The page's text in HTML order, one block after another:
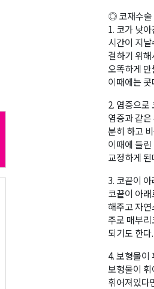
◎ 코재수술
1. 코가 낮
시간이 지
결하기 위
오똑하게
이때에는
2. 염증으로
염증과 같
분히 하고
이때에 들
교정하게 된
3. 코끝이
코끝이 아
해주고 자
주로 매부
되기도 한다.
4. 보형물이
보형물이
휘어져있다